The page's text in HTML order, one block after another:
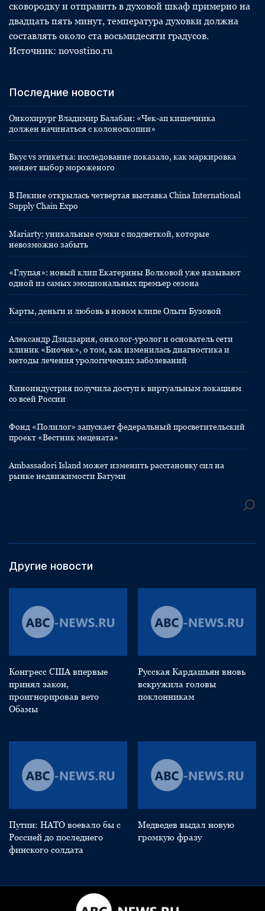
сковородку и отправить в духовой шкаф примерно на
двадцать пять минут, температура духовки должна
составлять около ста восьмидесяти градусов.
Источник: novostino.ru
Последние новости
Онкохирург Владимир Балабан: «Чек-ап кишечника
должен начинаться с колоноскопии»
Вкус vs этикетка: исследование показало, как маркировка
меняет выбор мороженого
В Пекине открылась четвертая выставка China International
Supply Chain Expo
Mariarty: уникальные сумки с подсветкой, которые
невозможно забыть
«Глупая»: новый клип Екатерины Волковой уже называют
одной из самых эмоциональных премьер сезона
Карты, деньги и любовь в новом клипе Ольги Бузовой
Александр Дзидзария, онколог-уролог и основатель сети
клиник «Биочек», о том, как изменилась диагностика и
методы лечения урологических заболеваний
Киноиндустрия получила доступ к виртуальным локациям
со всей России
Фонд «Полилог» запускает федеральный просветительский
проект «Вестник мецената»
Ambassadori Island может изменить расстановку сил на
рынке недвижимости Батуми
Другие новости
Конгресс США впервые
принял закон,
проигнорировав вето
Обамы
Русская Кардашьян вновь
вскружила головы
поклонникам
Путин: НАТО воевало бы с
Россией до последнего
финского солдата
Медведев выдал новую
громкую фразу